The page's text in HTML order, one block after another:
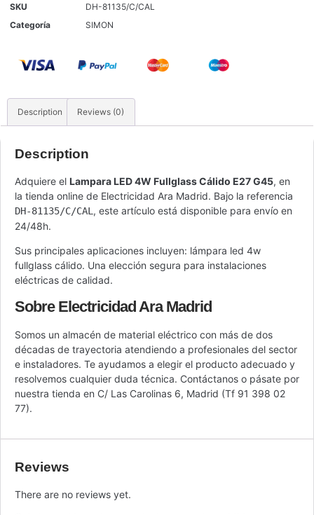
SKU
DH-81135/C/CAL
Categoría
SIMON
Description Reviews (0)
Description
Adquiere el Lampara LED 4W Fullglass Cálido E27 G45, en
la tienda online de Electricidad Ara Madrid. Bajo la referencia
DH-81135/C/CAL , este artículo está disponible para envío en
24/48h.
Sus principales aplicaciones incluyen: lámpara led 4w
fullglass cálido. Una elección segura para instalaciones
eléctricas de calidad.
Sobre Electricidad Ara Madrid
Somos un almacén de material eléctrico con más de dos
décadas de trayectoria atendiendo a profesionales del sector
e instaladores. Te ayudamos a elegir el producto adecuado y
resolvemos cualquier duda técnica. Contáctanos o pásate por
nuestra tienda en C/ Las Carolinas 6, Madrid (Tf 91 398 02
77).
Reviews
There are no reviews yet.